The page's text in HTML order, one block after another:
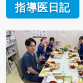
指導医日記